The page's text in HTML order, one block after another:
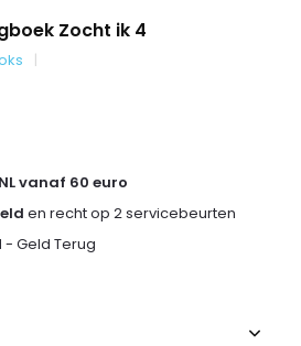
Zocht ik 4
vanaf 60 euro
en recht op 2 servicebeurten
- Geld Terug